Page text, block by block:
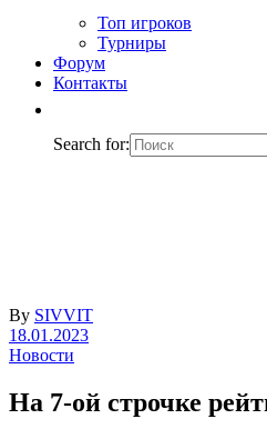
Топ игроков
Турниры
Форум
Контакты
Search for:
By SIVVIT
18.01.2023
Новости
На 7-ой строчке